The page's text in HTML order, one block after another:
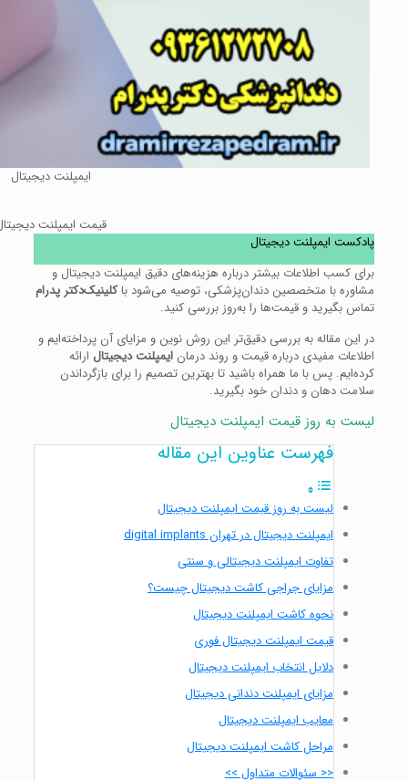
ایمپلنت دیجیتال
قیمت ایمپلنت
پادکست ایمپلنت دیجیتال
برای کسب اطلاعات بیشتر درباره هزینه‌های دقیق ایمپلنت دیجیتال و
مشاوره با متخصصین دندان‌پزشکی، توصیه می‌شود باکلینیک‌دکتر پدرام
تماس بگیرید و قیمت‌ها را به‌روز بررسی کنید.
در این مقاله به بررسی دقیق‌تر این روش نوین و مزایای آن پرداخته‌ایم و
اطلاعات مفیدی درباره قیمت و روند درمان ایمپلنت دیجیتال ارائه
کرده‌ایم. پس با ما همراه باشید تا بهترین تصمیم را برای بازگرداندن
سلامت دهان و دندان خود بگیرید.
لیست به روز قیمت ایمپلنت دیجیتال
فهرست عناوین این مقاله
لیست به روز قیمت ایمپلنت دیجیتال
ایمپلنت دیجیتال در تهران digital implants
تفاوت ایمپلنت دیجیتالی و سنتی
مزایای جراجی کاشت دیجیتال چیست؟
نحوه کاشت ایمپلنت دیجیتال
قیمت ایمپلنت دیجیتال فوری
دلایل انتخاب ایمپلنت دیجیتال
مزایای ایمپلنت دندانی دیجیتال
معایب ایمپلنت دیجیتال
مراحل کاشت ایمپلنت دیجیتال
<< سئوالات متداول >>